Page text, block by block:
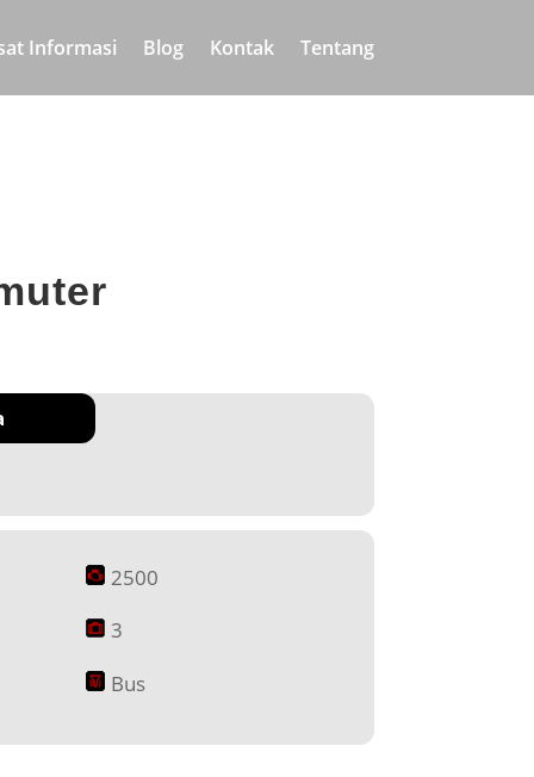
Informasi Blog Kontak Tentang
2500
3
Bus